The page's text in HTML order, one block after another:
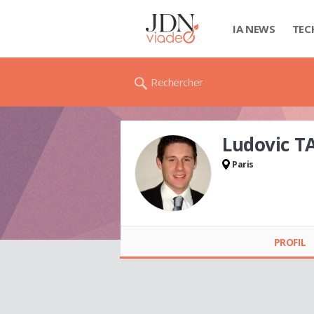
IA NEWS
Rechercher
Ludovic
Paris
PROFIL